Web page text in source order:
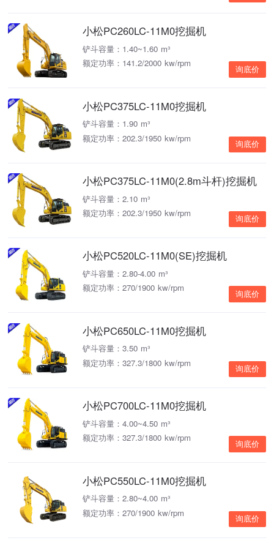
小松PC260LC-11M0挖掘机
铲斗容量：1.40~1.60 m³
额定功率：141.2/2000 kw/rpm
询底价
小松PC375LC-11M0挖掘机
铲斗容量：1.90 m³
额定功率：202.3/1950 kw/rpm
询底价
小松PC375LC-11M0(2.8m斗杆)挖掘机
铲斗容量：2.10 m³
额定功率：202.3/1950 kw/rpm
询底价
小松PC520LC-11M0(SE)挖掘机
铲斗容量：2.80-4.00 m³
额定功率：270/1900 kw/rpm
询底价
小松PC650LC-11M0挖掘机
铲斗容量：3.50 m³
额定功率：327.3/1800 kw/rpm
询底价
小松PC700LC-11M0挖掘机
铲斗容量：4.00~4.50 m³
额定功率：327.3/1800 kw/rpm
询底价
小松PC550LC-11M0挖掘机
铲斗容量：2.80~4.00 m³
额定功率：270/1900 kw/rpm
询底价